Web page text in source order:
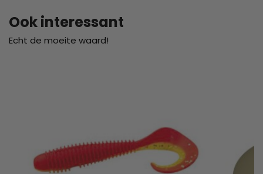
Ook interessant
Echt de moeite waard!